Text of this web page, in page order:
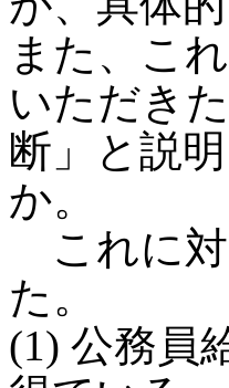
また、こ
いただき
断」と説
か。
これに対
た。
(1) 公務員